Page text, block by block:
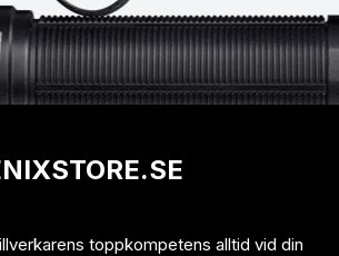
toppkompetens alltid vid din